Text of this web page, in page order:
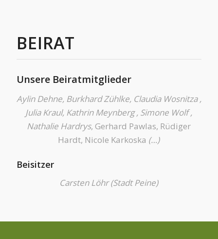
BEIRAT
Unsere Beiratmitglieder
Aylin Dehne, Burkhard Zühlke, Claudia Wosnitza ,
Julia Kraul, Kathrin Meynberg , Simone Wolf ,
Nathalie Hardrys, Gerhard Pawlas, Rüdiger
Hardt, Nicole Karkoska (…)
Beisitzer
Carsten Löhr (Stadt Peine)